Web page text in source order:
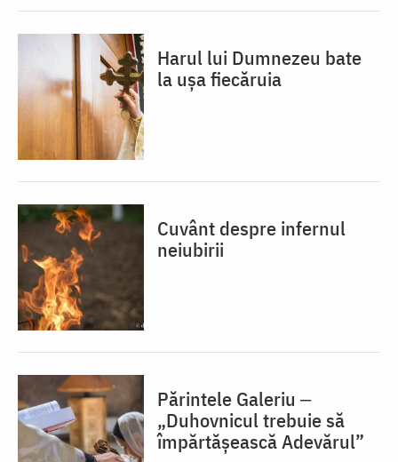
Harul lui Dumnezeu bate
la ușa fiecăruia
Cuvânt despre infernul
neiubirii
Părintele Galeriu ‒
„Duhovnicul trebuie să
împărtășească Adevărul”